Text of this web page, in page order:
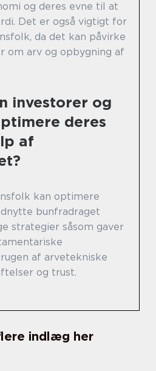
og deres evne til at
Det er også vigtigt for
da det kan påvirke
om arv og opbygning af
investorer og
deres
af
kan optimere
bunfradraget
strategier såsom gaver
af arvetekniske
og trust.
indlæg her